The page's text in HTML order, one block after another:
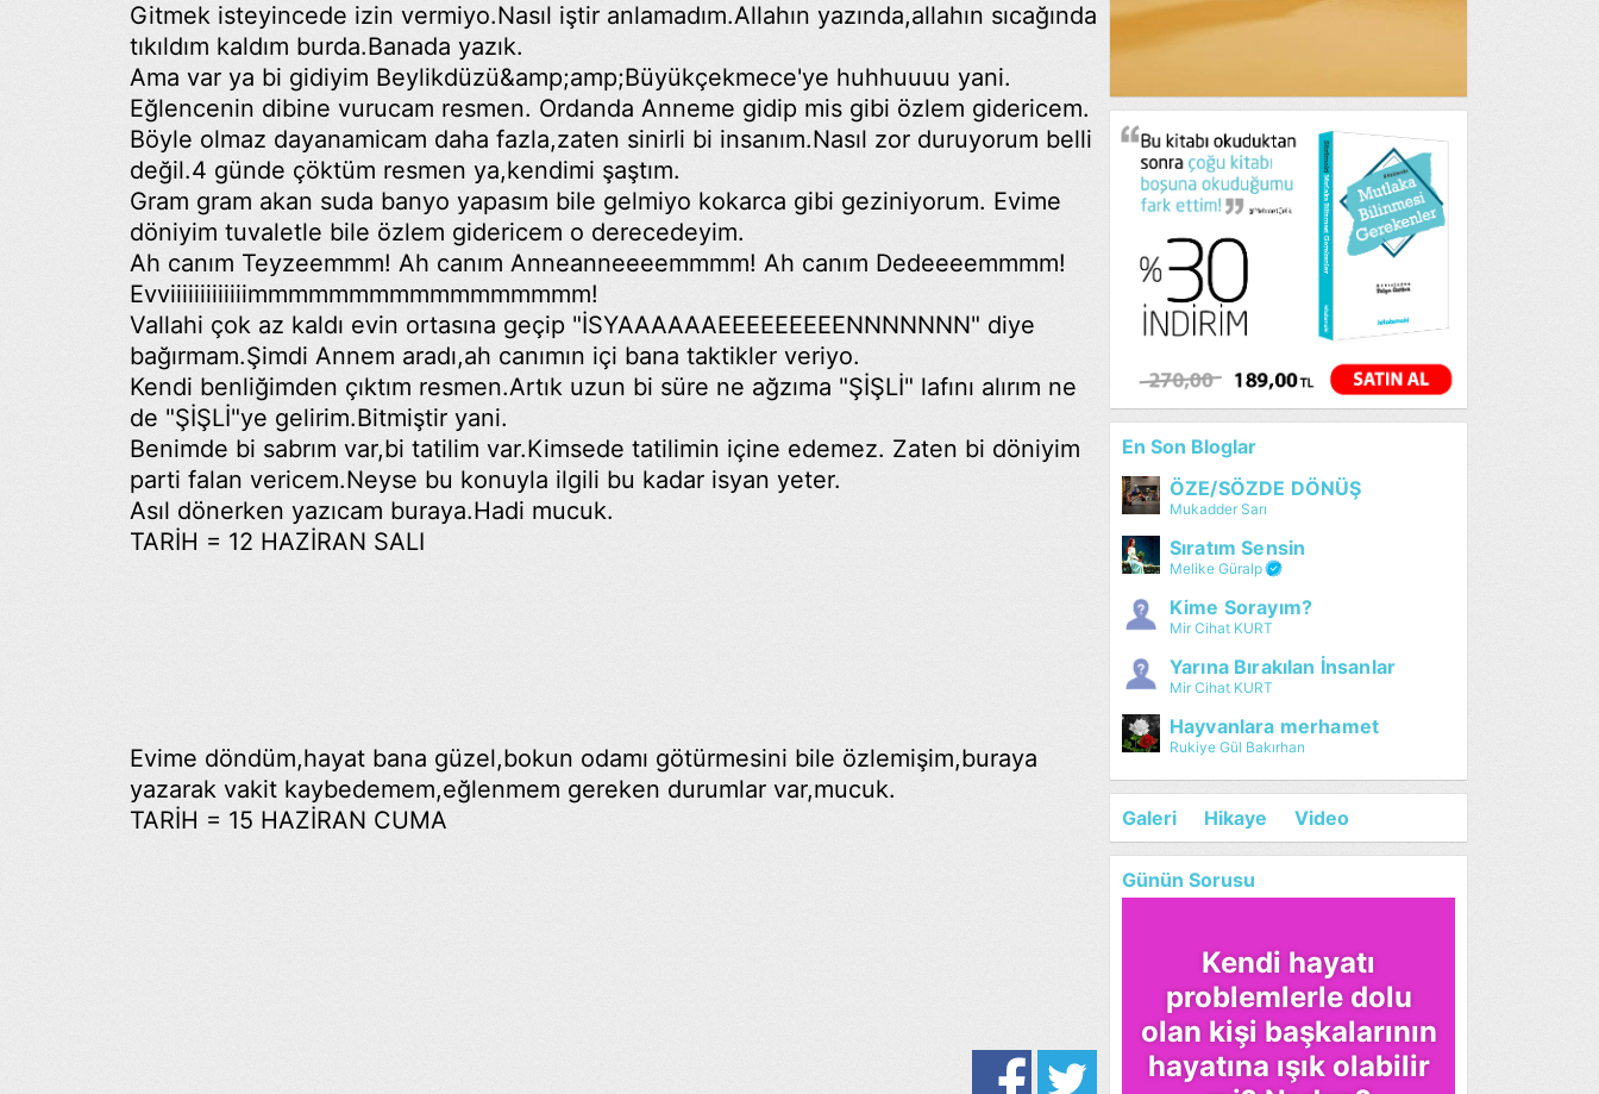
Gitmek isteyincede izin vermiyo.Nasıl iştir anlamadım.Allahın yazında,allahın sıcağında
tıkıldım kaldım burda.Banada yazık.
Ama var ya bi gidiyim Beylikdüzü&amp;amp;Büyükçekmece'ye huhhuuuu yani.
Eğlencenin dibine vurucam resmen. Ordanda Anneme gidip mis gibi özlem gidericem.
Böyle olmaz dayanamicam daha fazla,zaten sinirli bi insanım.Nasıl zor duruyorum belli
değil.4 günde çöktüm resmen ya,kendimi şaştım.
Gram gram akan suda banyo yapasım bile gelmiyo kokarca gibi geziniyorum. Evime
döniyim tuvaletle bile özlem gidericem o derecedeyim.
Ah canım Teyzeemmm! Ah canım Anneanneeeemmmm! Ah canım Dedeeeemmmm!
Evviiiiiiiiiiiiimmmmmmmmmmmmmmmmm!
Vallahi çok az kaldı evin ortasına geçip "İSYAAAAAAEEEEEEEEENNNNNNN" diye
bağırmam.Şimdi Annem aradı,ah canımın içi bana taktikler veriyo.
Kendi benliğimden çıktım resmen.Artık uzun bi süre ne ağzıma "ŞİŞLİ" lafını alırım ne
de "ŞİŞLİ"ye gelirim.Bitmiştir yani.
Benimde bi sabrım var,bi tatilim var.Kimsede tatilimin içine edemez. Zaten bi döniyim
parti falan vericem.Neyse bu konuyla ilgili bu kadar isyan yeter.
Asıl dönerken yazıcam buraya.Hadi mucuk.
TARİH = 12 HAZİRAN SALI
Evime döndüm,hayat bana güzel,bokun odamı götürmesini bile özlemişim,buraya
yazarak vakit kaybedemem,eğlenmem gereken durumlar var,mucuk.
TARİH = 15 HAZİRAN CUMA
En Son Bloglar
ÖZE/SÖZDE DÖNÜŞ
Mukadder Sarı
Sıratım Sensin
Melike Güralp
Kime Sorayım?
Mir Cihat KURT
Yarına Bırakılan İnsanlar
Mir Cihat KURT
Hayvanlara merhamet
Rukiye Gül Bakırhan
Galeri Hikaye Video
Günün Sorusu
Kendi hayatı
problemlerle dolu
olan kişi başkalarının
hayatına ışık olabilir